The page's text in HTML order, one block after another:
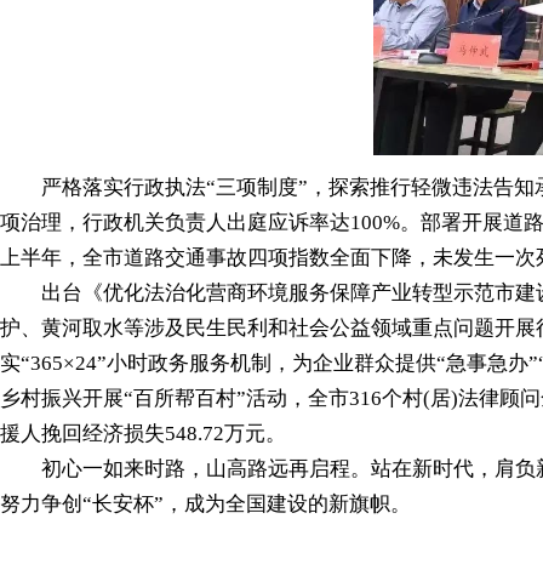
严格落实行政执法“三项制度”，探索推行轻微违法告知
项治理，行政机关负责人出庭应诉率达100%。部署开展道
上半年，全市道路交通事故四项指数全面下降，未发生一
出台《优化法治化营商环境服务保障产业转型示范市建
护、黄河取水等涉及民生民利和社会公益领域重点问题开
实“365×24”小时政务服务机制，为企业群众提供“急事急
乡村振兴开展“百所帮百村”活动，全市316个村(居)法律顾
援人挽回经济损失548.72万元。
初心一如来时路，山高路远再启程。站在新时代，肩负
努力争创“长安杯”，成为全国建设的新旗帜。